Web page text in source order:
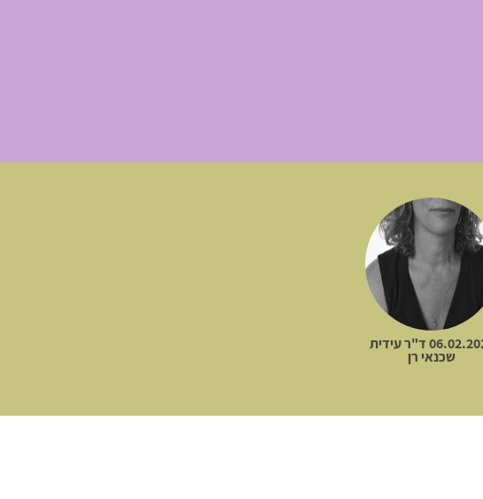
06.02.2025 ד"ר עידית
שכנאי רן